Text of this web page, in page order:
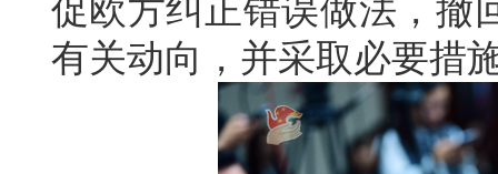
促欧方纠正错误做法，撤
有关动向，并采取必要措